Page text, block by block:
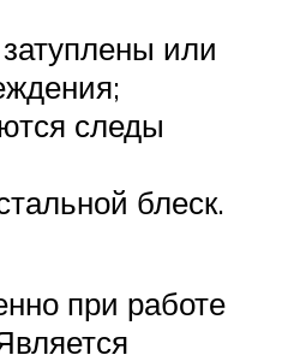
или
следы
блеск.
при работе